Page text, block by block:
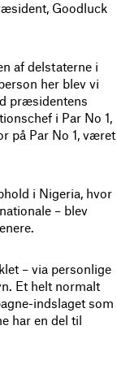
Goodluck
af delstaterne i
her blev vi
præsidentens
i Par No 1,
på Par No 1, været
i Nigeria, hvor
– blev
– via personlige
Et helt normalt
indslaget som
har en del til